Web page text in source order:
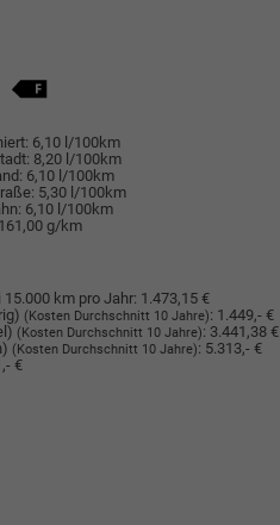
6,10 l/100km
8,20 l/100km
6,10 l/100km
5,30 l/100km
6,10 l/100km
161,00 g/km
km pro Jahr: 1.473,15 €
(Kosten Durchschnitt 10 Jahre): 1.449,- €
(Kosten Durchschnitt 10 Jahre): 3.441,38 €
(Kosten Durchschnitt 10 Jahre): 5.313,- €
€